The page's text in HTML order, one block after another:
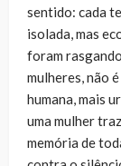
sentido: cada
isolada, mas
foram
mulheres, não
humana, mais
uma mulher
memória de